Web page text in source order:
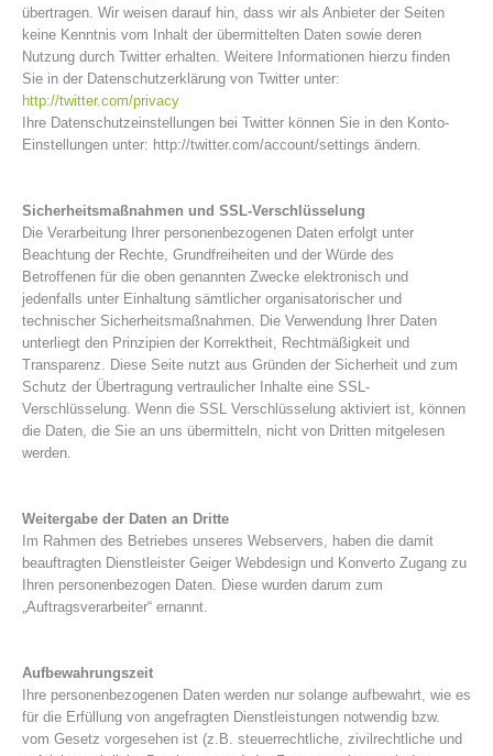
Kontakt
NEWS
übertragen. Wir weisen darauf hin, dass wir als Anbieter der Seiten
keine Kenntnis vom Inhalt der übermittelten Daten sowie deren
Nutzung durch Twitter erhalten. Weitere Informationen hierzu finden
Sie in der Datenschutzerklärung von Twitter unter:
http://twitter.com/privacy
Ihre Datenschutzeinstellungen bei Twitter können Sie in den Konto-
Einstellungen unter: http://twitter.com/account/settings ändern.
Sicherheitsmaßnahmen und SSL-Verschlüsselung
Die Verarbeitung Ihrer personenbezogenen Daten erfolgt unter
Beachtung der Rechte, Grundfreiheiten und der Würde des
Betroffenen für die oben genannten Zwecke elektronisch und
jedenfalls unter Einhaltung sämtlicher organisatorischer und
technischer Sicherheitsmaßnahmen. Die Verwendung Ihrer Daten
unterliegt den Prinzipien der Korrektheit, Rechtmäßigkeit und
Transparenz. Diese Seite nutzt aus Gründen der Sicherheit und zum
Schutz der Übertragung vertraulicher Inhalte eine SSL-
Verschlüsselung. Wenn die SSL Verschlüsselung aktiviert ist, können
die Daten, die Sie an uns übermitteln, nicht von Dritten mitgelesen
werden.
Weitergabe der Daten an Dritte
Im Rahmen des Betriebes unseres Webservers, haben die damit
beauftragten Dienstleister Geiger Webdesign und Konverto Zugang zu
Ihren personenbezogen Daten. Diese wurden darum zum
„Auftragsverarbeiter“ ernannt.
Aufbewahrungszeit
Ihre personenbezogenen Daten werden nur solange aufbewahrt, wie es
für die Erfüllung von angefragten Dienstleistungen notwendig bzw.
vom Gesetz vorgesehen ist (z.B. steuerrechtliche, zivilrechtliche und